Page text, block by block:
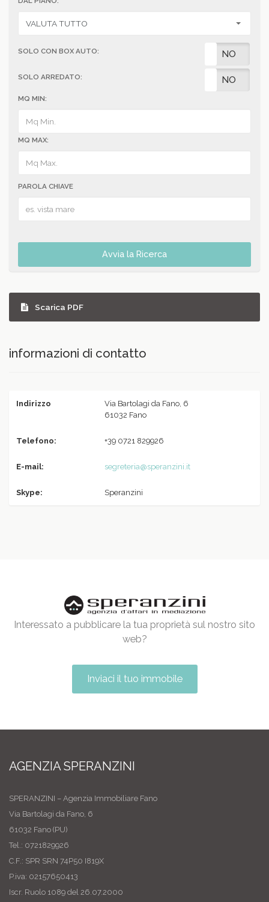
SOLO CON BOX AUTO: NO
SOLO ARREDATO: NO
MQ MIN:
MQ MAX:
PAROLA CHIAVE
Avvia la Ricerca
Scarica PDF
informazioni di contatto
Indirizzo
Via Bartolagi da Fano, 6
61032 Fano
Telefono: +39 0721 829926
E-mail: segreteria@speranzini.it
Skype: Speranzini
Interessato a pubblicare la tua proprietà sul nostro sito
web?
Inviaci il tuo immobile
AGENZIA SPERANZINI
SPERANZINI – Agenzia Immobiliare Fano
Via Bartolagi da Fano, 6
61032 Fano (PU)
Tel.: 0721829926
C.F.: SPR SRN 74P50 I819X
P.iva: 02157650413
Iscr. Ruolo 1089 del 26.07.2000